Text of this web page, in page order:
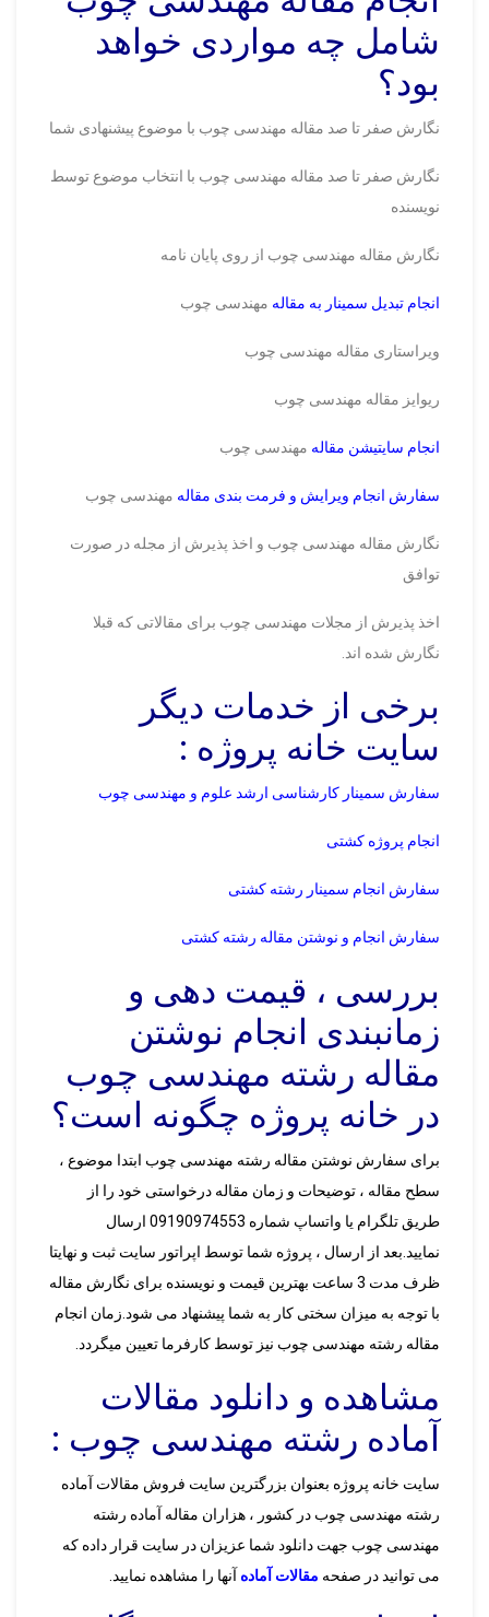
شامل چه مواردی خواهد
بود؟
نگارش صفر تا صد مقاله مهندسی چوب با موضوع پیشنهادی شما
نگارش صفر تا صد مقاله مهندسی چوب با انتخاب موضوع توسط
نویسنده
نگارش مقاله مهندسی چوب از روی پایان نامه
انجام تبدیل سمینار به مقاله مهندسی چوب
ویراستاری مقاله مهندسی چوب
ریوایز مقاله مهندسی چوب
انجام سایتیشن مقاله مهندسی چوب
سفارش انجام ویرایش و فرمت بندی مقاله مهندسی چوب
نگارش مقاله مهندسی چوب و اخذ پذیرش از مجله در صورت
توافق
اخذ پذیرش از مجلات مهندسی چوب برای مقالاتی که قبلا
نگارش شده اند.
برخی از خدمات دیگر
سایت خانه پروژه :
سفارش سمینار کارشناسی ارشد علوم و مهندسی چوب
انجام پروژه کشتی
سفارش انجام سمینار رشته کشتی
سفارش انجام و نوشتن مقاله رشته کشتی
بررسی ، قیمت دهی و
زمانبندی انجام نوشتن
مقاله رشته مهندسی چوب
در خانه پروژه چگونه است؟
برای سفارش نوشتن مقاله رشته مهندسی چوب ابتدا موضوع ،
سطح مقاله ، توضیحات و زمان مقاله درخواستی خود را از
طریق تلگرام یا واتساپ شماره 09190974553 ارسال
نمایید.بعد از ارسال ، پروژه شما توسط اپراتور سایت ثبت و نهایتا
ظرف مدت 3 ساعت بهترین قیمت و نویسنده برای نگارش مقاله
با توجه به میزان سختی کار به شما پیشنهاد می شود.زمان انجام
مقاله رشته مهندسی چوب نیز توسط کارفرما تعیین میگردد.
مشاهده و دانلود مقالات
آماده رشته مهندسی چوب :
سایت خانه پروژه بعنوان بزرگترین سایت فروش مقالات آماده
رشته مهندسی چوب در کشور ، هزاران مقاله آماده رشته
مهندسی چوب جهت دانلود شما عزیزان در سایت قرار داده که
می توانید در صفحه مقالات آماده آنها را مشاهده نمایید.